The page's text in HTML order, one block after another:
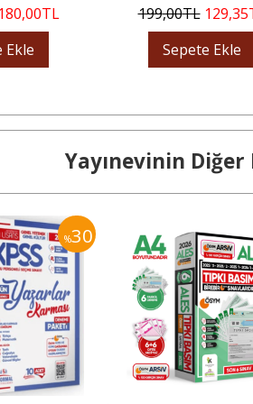
180,00TL
Ekle
199,00TL 129,35
Sepete Ekle
Yayınevinin Diğer
%30